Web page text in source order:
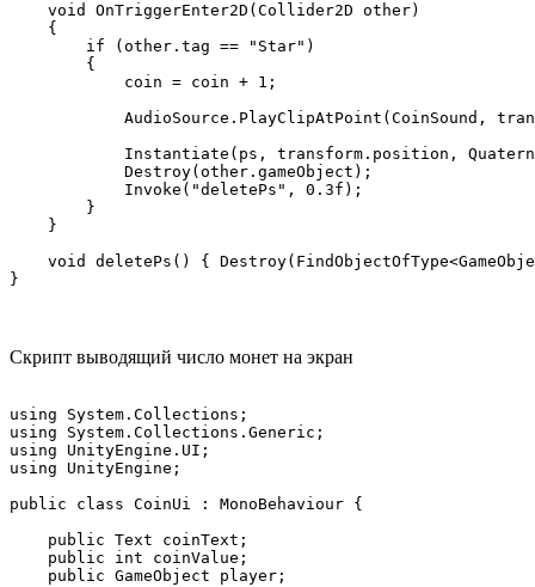
    void OnTriggerEnter2D(Collider2D other)
    {
        if (other.tag == "Star")
        {
            coin = coin + 1;
AudioSource.PlayClipAtPoint(CoinSound,
Instantiate(ps, transform.position,
            Destroy(other.gameObject);
            Invoke("deletePs", 0.3f);
        }
    }
void deletePs() {
}
Скрипт выводящий число монет на экран
using System.Collections;
using System.Collections.Generic;
using UnityEngine.UI;
using UnityEngine;
public class CoinUi : MonoBehaviour {
    public Text coinText;
    public int coinValue;
    public GameObject player;